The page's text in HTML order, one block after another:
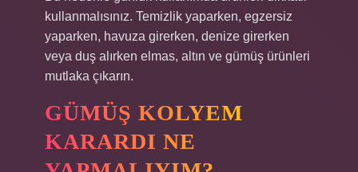
kullanmalısınız. Temizlik yaparken, egzersiz
yaparken, havuza girerken, denize girerken
veya duş alırken elmas, altın ve gümüş ürünleri
mutlaka çıkarın.
GÜMÜŞ KOLYEM
KARARDI NE